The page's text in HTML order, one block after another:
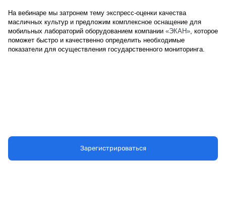
На вебинаре мы затронем тему экспресс-оценки качества
масличных культур и предложим комплексное оснащение для
мобильных лабораторий оборудованием компании «ЭКАН», которое
поможет быстро и качественно определить необходимые
показатели для осуществления государственного мониторинга.
Зарегистрироваться